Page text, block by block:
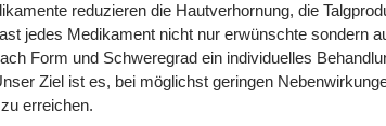
reduzieren die Hautverhornung, die
jedes Medikament nicht nur erwünschte sondern
Form und Schweregrad ein individuelles
Ziel ist es, bei möglichst geringen
erreichen.